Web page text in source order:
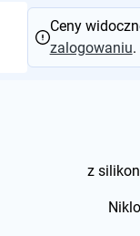
z
Ceny
zalogowaniu.